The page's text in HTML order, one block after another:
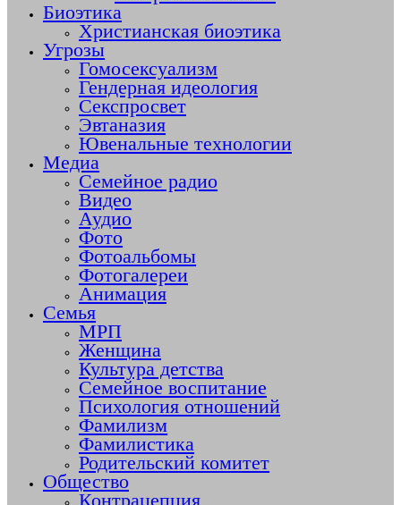
Биоэтика
Христианская биоэтика
Угрозы
Гомосексуализм
Гендерная идеология
Секспросвет
Эвтаназия
Ювенальные технологии
Медиа
Семейное радио
Видео
Аудио
Фото
Фотоальбомы
Фотогалереи
Анимация
Семья
МРП
Женщина
Культура детства
Семейное воспитание
Психология отношений
Фамилизм
Фамилистика
Родительский комитет
Общество